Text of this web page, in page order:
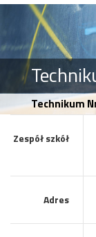
Technikum
Zespół szkół
Adres